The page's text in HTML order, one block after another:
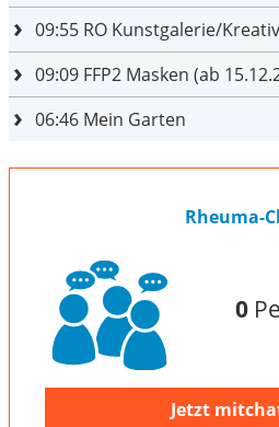
09:55 RO Kunstgalerie/
09:09 FFP2 Masken (ab
06:46 Mein Garten
Rheuma-
0
Jetzt